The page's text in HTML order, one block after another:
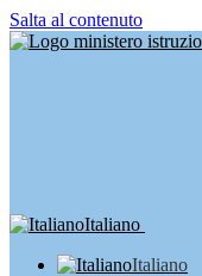
Salta al contenuto
Italiano
Italiano